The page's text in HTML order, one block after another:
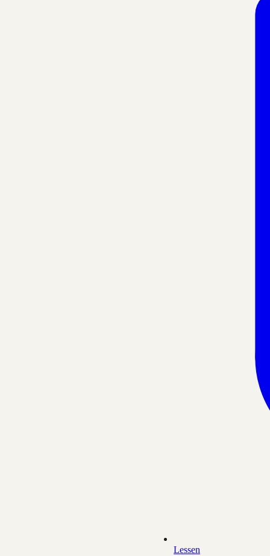
Lessen